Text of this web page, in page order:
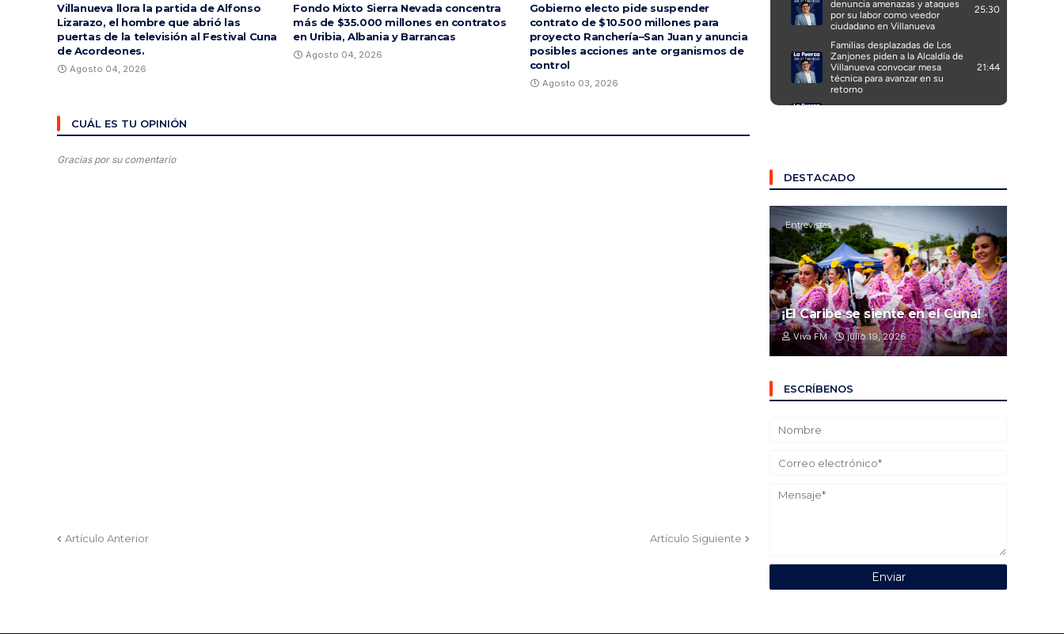
Villanueva llora la partida de Alfonso
Lizarazo, el hombre que abrió las
puertas de la televisión al Festival Cuna
de Acordeones.
Agosto 04, 2026
Fondo Mixto Sierra Nevada concentra
más de $35.000 millones en contratos
en Uribia, Albania y Barrancas
Agosto 04, 2026
Gobierno electo pide suspender
contrato de $10.500 millones para
proyecto Ranchería–San Juan y anuncia
posibles acciones ante organismos de
control
Agosto 03, 2026
CUÁL ES TU OPINIÓN
Gracias por su comentario
Artículo Anterior Artículo Siguiente
DESTACADO
Entrevistas
¡El Caribe se siente en el Cuna!
Viva FM julio 19, 2026
ESCRÍBENOS